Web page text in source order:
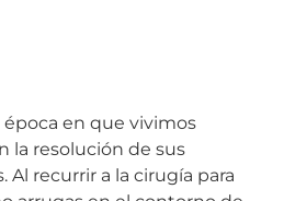
época en que vivimos
la resolución de sus
Al recurrir a la cirugía para